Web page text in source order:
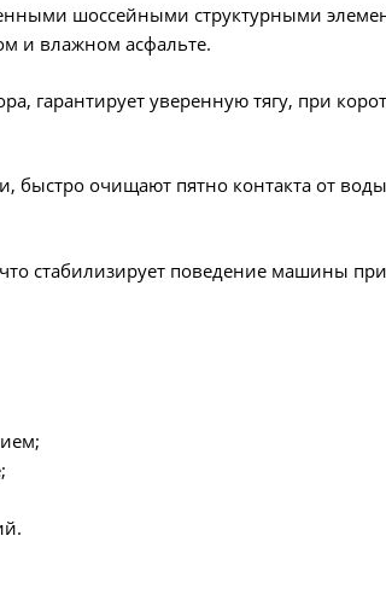
шоссейными структурными
и влажном асфальте.
гарантирует уверенную тягу, при
очищают пятно контакта от
стабилизирует поведение машины